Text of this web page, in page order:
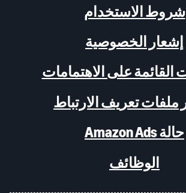
شروط الاستخدام
إشعار الخصوصية
القائمة على الاهتمامات
ملفات تعريف الارتباط
حالة Amazon Ads
الوظائف